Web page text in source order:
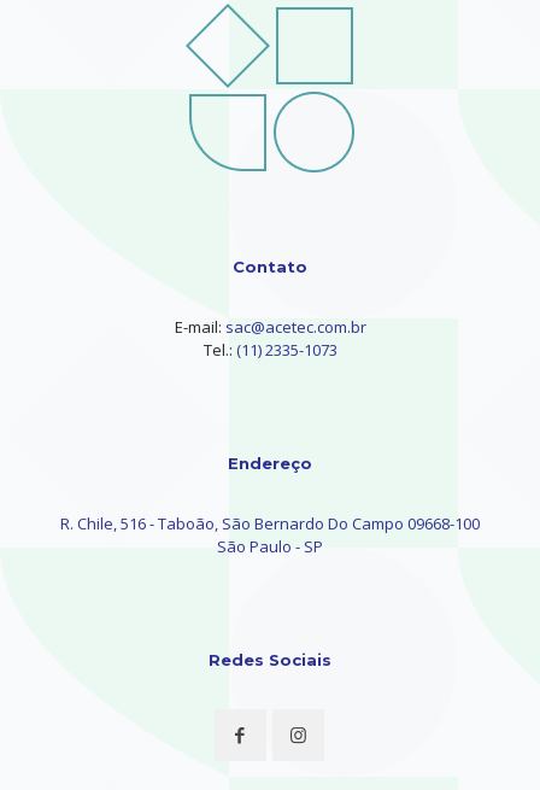
Contato
E-mail: sac@acetec.com.br
Tel.: (11) 2335-1073
Endereço
R. Chile, 516 - Taboão, São Bernardo Do Campo 09668-100
São Paulo - SP
Redes Sociais